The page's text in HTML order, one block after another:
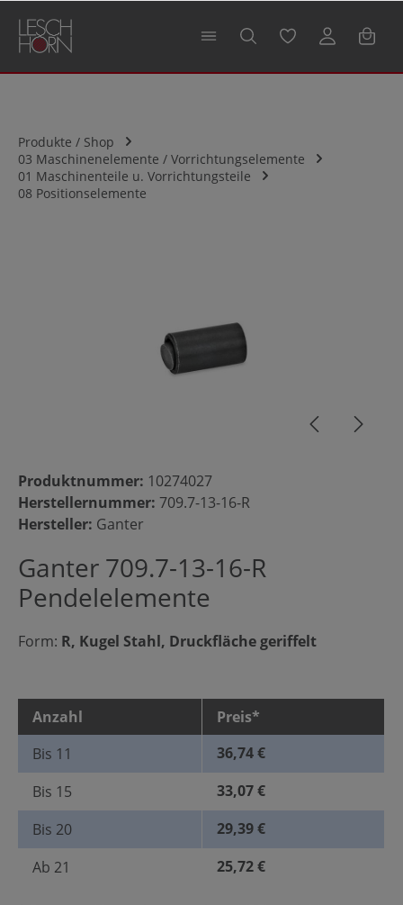
springen
Produkte / Shop
03 Maschinenelemente / Vorrichtungselemente
01 Maschinenteile u. Vorrichtungsteile
08 Positionselemente
Produktnummer: 10274027
Herstellernummer: 709.7-13-16-R
Hersteller: Ganter
Ganter 709.7-13-16-R
Pendelelemente
Form: R, Kugel Stahl, Druckfläche geriffelt
Anzahl
Preis*
Bis 11
36,74 €
Bis 15
33,07 €
Bis 20
29,39 €
Ab 21 25,72 €